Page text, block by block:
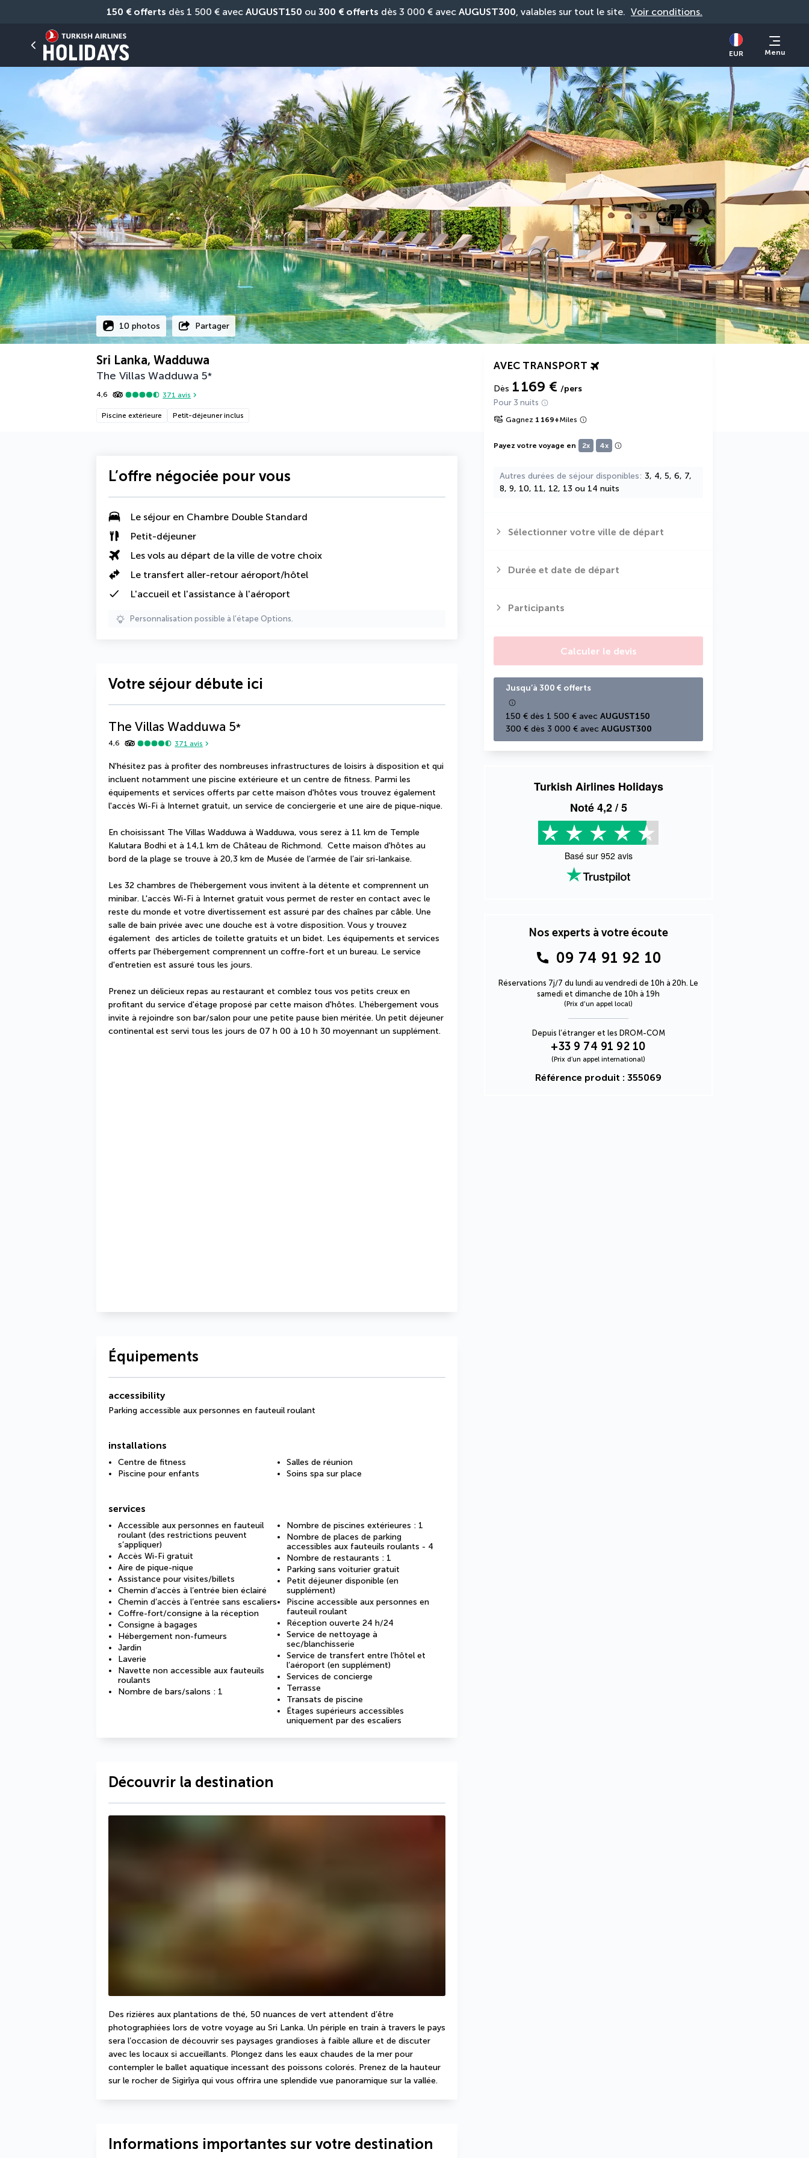
150 € offerts dès 1 500 € avec AUGUST150 ou 300 € offerts dès 3 000 € avec AUGUST300, valables sur tout le site. Voir conditions.
EUR Menu
10 photos Partager
Sri Lanka, Wadduwa
The Villas Wadduwa 5*
4,6 371 avis
Piscine extérieure Petit-déjeuner inclus
AVEC TRANSPORT
Dès 1 169 € /pers
Pour 3 nuits
Gagnez 1 169+Miles
Payez votre voyage en 2x 4x
Autres durées de séjour disponibles 3, 4, 5, 6, 7,
8, 9, 10, 11, 12, 13 ou 14 nuits
Sélectionner votre ville de départ
Durée et date de départ
Participants
Calculer le devis
Jusqu’à 300 € offerts
150 € dès 1 500 € avec AUGUST150
300 € dès 3 000 € avec AUGUST300
Turkish Airlines Holidays
Noté4,2/ 5
Basé sur 952 avis
Nos experts à votre écoute
09 74 91 92 10
Réservations 7j/7 du lundi au vendredi de 10h à 20h. Le
samedi et dimanche de 10h à 19h
(Prix d'un appel local)
Depuis l’étranger et les DROM-COM
+33 9 74 91 92 10
(Prix d’un appel international)
Référence produit : 355069
L’offre négociée pour vous
Le séjour en Chambre Double Standard
Petit-déjeuner
Les vols au départ de la ville de votre choix
Le transfert aller-retour aéroport/hôtel
L'accueil et l'assistance à l'aéroport
Personnalisation possible à l’étape Options.
Votre séjour débute ici
The Villas Wadduwa 5*
4,6 371 avis
N'hésitez pas à profiter des nombreuses infrastructures de loisirs à disposition et qui
incluent notamment une piscine extérieure et un centre de fitness. Parmi les
équipements et services offerts par cette maison d'hôtes vous trouvez également
l'accès Wi-Fi à Internet gratuit, un service de conciergerie et une aire de pique-nique.
En choisissant The Villas Wadduwa à Wadduwa, vous serez à 11 km de Temple
Kalutara Bodhi et à 14,1 km de Château de Richmond.  Cette maison d'hôtes au
bord de la plage se trouve à 20,3 km de Musée de l’armée de l’air sri-lankaise.
Les 32 chambres de l'hébergement vous invitent à la détente et comprennent un
minibar. L'accès Wi-Fi à Internet gratuit vous permet de rester en contact avec le
reste du monde et votre divertissement est assuré par des chaînes par câble. Une
salle de bain privée avec une douche est à votre disposition. Vous y trouvez
également  des articles de toilette gratuits et un bidet. Les équipements et services
offerts par l'hébergement comprennent un coffre-fort et un bureau. Le service
d'entretien est assuré tous les jours.
Prenez un délicieux repas au restaurant et comblez tous vos petits creux en
profitant du service d'étage proposé par cette maison d'hôtes. L'hébergement vous
invite à rejoindre son bar/salon pour une petite pause bien méritée. Un petit déjeuner
continental est servi tous les jours de 07 h 00 à 10 h 30 moyennant un supplément.
Équipements
accessibility
Parking accessible aux personnes en fauteuil roulant
installations
Centre de fitness
Piscine pour enfants
Salles de réunion
Soins spa sur place
services
Accessible aux personnes en fauteuil
roulant (des restrictions peuvent
s’appliquer)
Accès Wi-Fi gratuit
Aire de pique-nique
Assistance pour visites/billets
Chemin d’accès à l’entrée bien éclairé
Chemin d’accès à l’entrée sans escaliers
Coffre-fort/consigne à la réception
Consigne à bagages
Hébergement non-fumeurs
Jardin
Laverie
Navette non accessible aux fauteuils
roulants
Nombre de bars/salons : 1
Nombre de piscines extérieures : 1
Nombre de places de parking
accessibles aux fauteuils roulants - 4
Nombre de restaurants : 1
Parking sans voiturier gratuit
Petit déjeuner disponible (en
supplément)
Piscine accessible aux personnes en
fauteuil roulant
Réception ouverte 24 h/24
Service de nettoyage à
sec/blanchisserie
Service de transfert entre l’hôtel et
l’aéroport (en supplément)
Services de concierge
Terrasse
Transats de piscine
Étages supérieurs accessibles
uniquement par des escaliers
Découvrir la destination
Des rizières aux plantations de thé, 50 nuances de vert attendent d’être
photographiées lors de votre voyage au Sri Lanka. Un périple en train à travers le pays
sera l’occasion de découvrir ses paysages grandioses à faible allure et de discuter
avec les locaux si accueillants. Plongez dans les eaux chaudes de la mer pour
contempler le ballet aquatique incessant des poissons colorés. Prenez de la hauteur
sur le rocher de Sigirîya qui vous offrira une splendide vue panoramique sur la vallée.
Informations importantes sur votre destination